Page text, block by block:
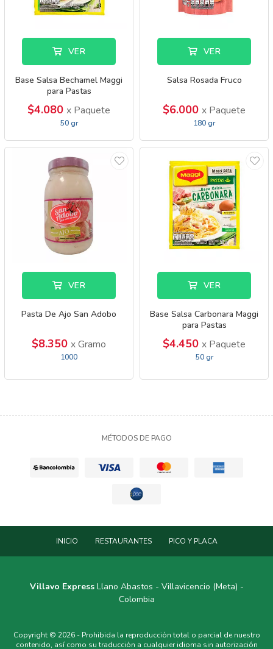
VER
Base Salsa Bechamel Maggi
para Pastas
$4.080 x Paquete
50 gr
VER
Salsa Rosada Fruco
$6.000 x Paquete
180 gr
VER
Pasta De Ajo San Adobo
$8.350 x Gramo
1000
VER
Base Salsa Carbonara Maggi
para Pastas
$4.450 x Paquete
50 gr
MÉTODOS DE PAGO
INICIO RESTAURANTES PICO Y PLACA
Villavo ExpressLlano Abastos - Villavicencio (Meta) -
Colombia
Copyright © 2026 - Prohibida la reproducción total o parcial de nuestro
contenido, así como su traducción a cualquier idioma sin autorización